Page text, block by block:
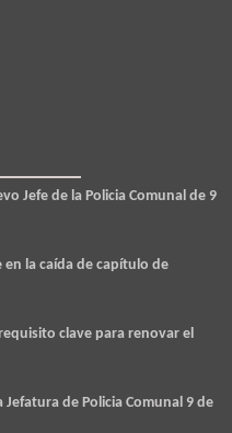
Jefe de la Policia Comunal de 9
la caída de capítulo de
clave para renovar el
Jefatura de Policia Comunal 9 de